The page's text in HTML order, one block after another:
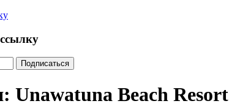
Unawatuna Beach Resort